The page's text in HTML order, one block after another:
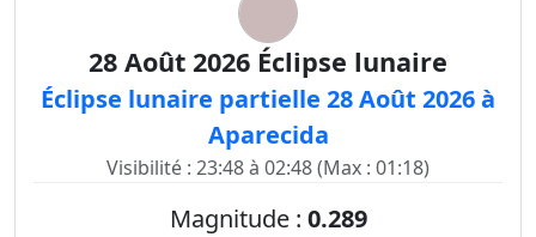
28 Août 2026 Éclipse lunaire
Éclipse lunaire partielle 28 Août 2026 à
Aparecida
Visibilité : 23:48 à 02:48 (Max : 01:18)
Magnitude : 0.289